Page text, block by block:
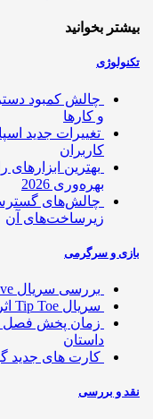
بخوانید
چالش کمبود
و کارها
تغییرات جدید
کاربران
بهترین ابزارهای
بهره‌وری 2026
چالش‌های گسترش
زیرساخت‌های آن
و سرگرمی
بررسی سریال Alice and Steve در Hulu با بازی نیکولا واکر
سریال Tip Toe اثر راسل تی دیویس در شبکه Channel 4
داستان
کارت های جدید
و بررسی